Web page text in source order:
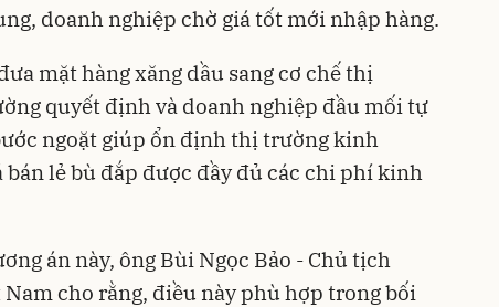
doanh nghiệp chờ giá tốt mới nhập hàng.
mặt hàng xăng dầu sang cơ chế thị
quyết định và doanh nghiệp đầu mối tự
ngoặt giúp ổn định thị trường kinh
lẻ bù đắp được đầy đủ các chi phí kinh
án này, ông Bùi Ngọc Bảo - Chủ tịch
cho rằng, điều này phù hợp trong bối